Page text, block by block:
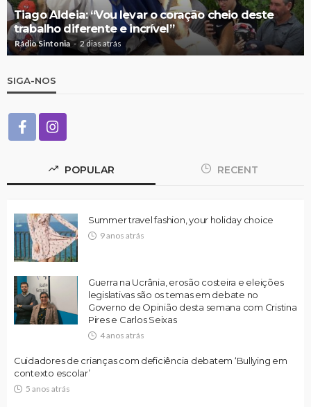
Tiago Aldeia: “Vou levar o coração cheio deste
trabalho diferente e incrível”
Rádio Sintonia 2 dias atrás
SIGA-NOS
POPULAR RECENT
Summer travel fashion, your holiday choice
9 anos atrás
Guerra na Ucrânia, erosão costeira e eleições
legislativas são os temas em debate no
Governo de Opinião desta semana com Cristina
Pires e Carlos Seixas
4 anos atrás
Cuidadores de crianças com deficiência debatem ‘Bullying em
contexto escolar’
5 anos atrás